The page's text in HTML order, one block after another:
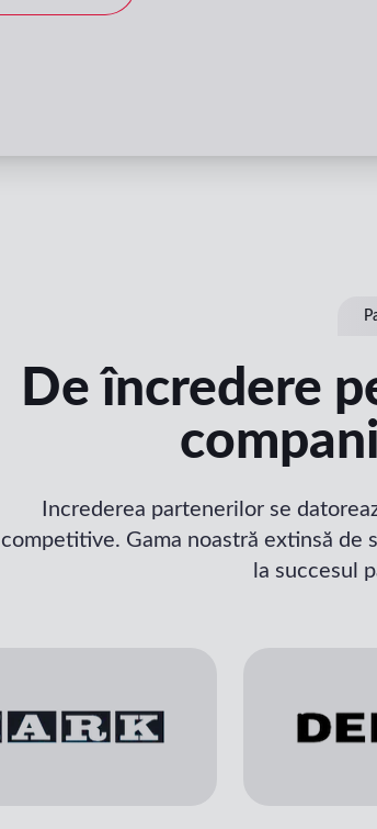
De încredere
Increderea partenerilor se
competitive. Gama noastră extinsă
la succesul